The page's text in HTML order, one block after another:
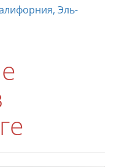
Эль-